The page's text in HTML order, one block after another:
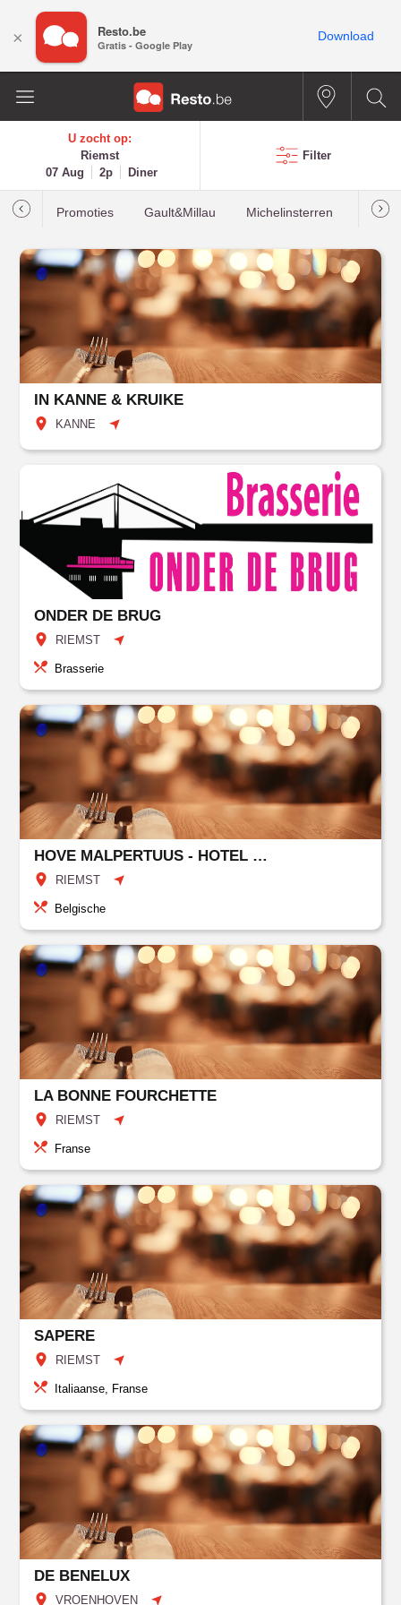
U zocht op:
Riemst
07 Aug
2p Diner
Filter
Promoties Gault&Millau Michelinsterren
IN KANNE & KRUIKE
KANNE
ONDER DE BRUG
RIEMST
Brasserie
HOVE MALPERTUUS - HOTEL MALPERTUUS - MELOGRANO
RIEMST
Belgische
LA BONNE FOURCHETTE
RIEMST
Franse
SAPERE
RIEMST
Italiaanse, Franse
DE BENELUX
VROENHOVEN
× Resto.be
Gratis - Google Play
Download